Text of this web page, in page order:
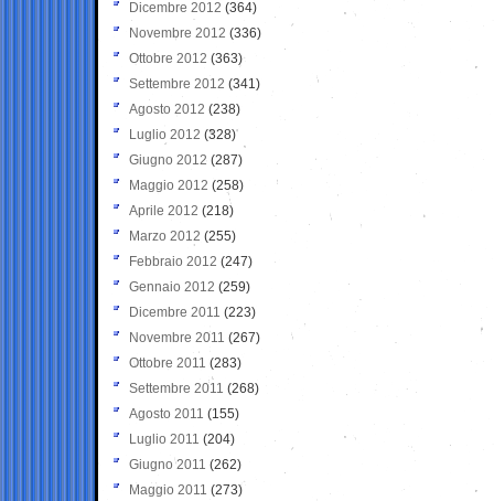
Dicembre 2012 (364)
Novembre 2012 (336)
Ottobre 2012 (363)
Settembre 2012 (341)
Agosto 2012 (238)
Luglio 2012 (328)
Giugno 2012 (287)
Maggio 2012 (258)
Aprile 2012 (218)
Marzo 2012 (255)
Febbraio 2012 (247)
Gennaio 2012 (259)
Dicembre 2011 (223)
Novembre 2011 (267)
Ottobre 2011 (283)
Settembre 2011 (268)
Agosto 2011 (155)
Luglio 2011 (204)
Giugno 2011 (262)
Maggio 2011 (273)